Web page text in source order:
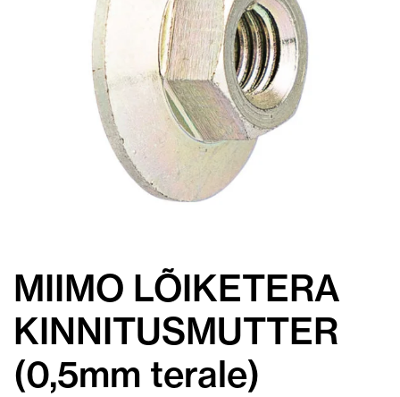
MIIMO LÕIKETERA
KINNITUSMUTTER
(0,5mm terale)